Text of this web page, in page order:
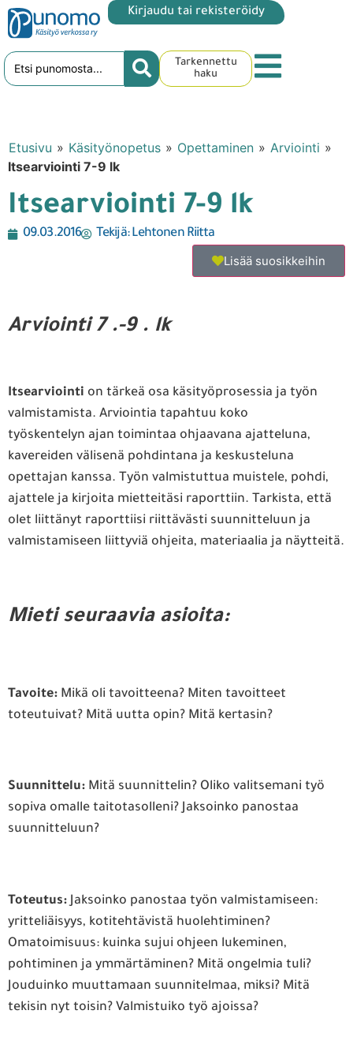
Kirjaudu tai rekisteröidy
Tarkennettu
haku
Etusivu » Käsityönopetus » Opettaminen » Arviointi »
Itsearviointi 7-9 lk
Itsearviointi 7-9 lk
09.03.2016 Tekijä:Lehtonen Riitta
Lisää suosikkeihin
Arviointi 7 .-9 . lk
Itsearviointi on tärkeä osa käsityöprosessia ja työn
valmistamista. Arviointia tapahtuu koko
työskentelyn ajan toimintaa ohjaavana ajatteluna,
kavereiden välisenä pohdintana ja keskusteluna
opettajan kanssa. Työn valmistuttua muistele, pohdi,
ajattele ja kirjoita mietteitäsi raporttiin. Tarkista, että
olet liittänyt raporttiisi riittävästi suunnitteluun ja
valmistamiseen liittyviä ohjeita, materiaalia ja näytteitä.
Mieti seuraavia asioita:
Tavoite: Mikä oli tavoitteena? Miten tavoitteet
toteutuivat? Mitä uutta opin? Mitä kertasin?
Suunnittelu: Mitä suunnittelin? Oliko valitsemani työ
sopiva omalle taitotasolleni? Jaksoinko panostaa
suunnitteluun?
Toteutus:Jaksoinko panostaa työn valmistamiseen:
yritteliäisyys, kotitehtävistä huolehtiminen?
Omatoimisuus: kuinka sujui ohjeen lukeminen,
pohtiminen ja ymmärtäminen? Mitä ongelmia tuli?
Jouduinko muuttamaan suunnitelmaa, miksi? Mitä
tekisin nyt toisin? Valmistuiko työ ajoissa?